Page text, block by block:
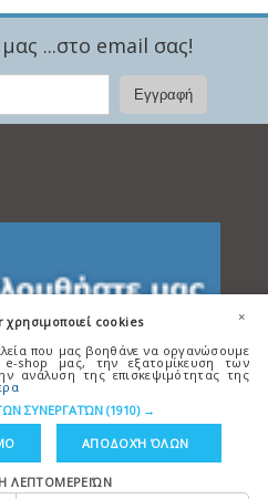
...στο email σας!
×
cookies
που μας βοηθάνε να οργανώσουμε
shop μας, την εξατομίκευση των
ανάλυση της επισκεψιμότητας της
ΣΥΝΕΡΓΑΤΏΝ (1910) →
ΑΠΟΔΟΧΉ ΌΛΩΝ
ΛΕΠΤΟΜΕΡΕΙΏΝ